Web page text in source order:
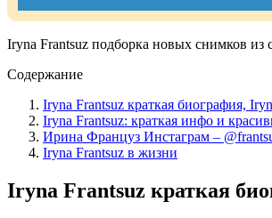
Iryna Frantsuz подборка новых снимков
Содержание
Iryna Frantsuz краткая биография,
Iryna Frantsuz: краткая инфо и
Ирина Француз Инстаграм –
Iryna Frantsuz в жизни
Iryna Frantsuz краткая